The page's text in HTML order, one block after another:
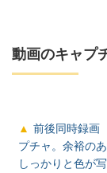
動画のキャプ
前後同時録画
プチャ。余裕の
しっかりと色が